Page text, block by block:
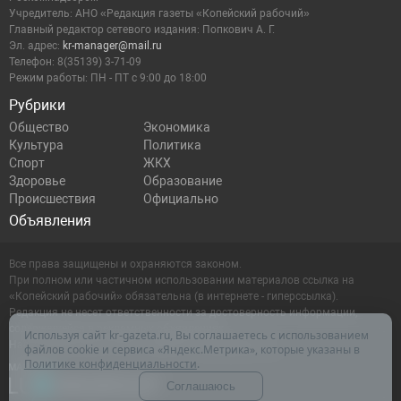
Рубрики
Общество
Экономика
Культура
Политика
Спорт
ЖКХ
Здоровье
Образование
Происшествия
Официально
Объявления
Учредитель: АНО «Редакция газеты «Копейский рабочий»
Главный редактор сетевого издания: Попкович А. Г.
Эл. адрес: kr-manager@mail.ru
Телефон: 8(35139) 3-71-09
Режим работы: ПН - ПТ с 9:00 до 18:00
Все права защищены и охраняются законом.
При полном или частичном использовании материалов ссылка на
«Копейский рабочий» обязательна (в интернете - гиперссылка).
Редакция не несет ответственности за достоверность информации,
содержащейся в рекламных объявлениях.
Настоящий ресурс может содержать материалы 16+
Используя сайт kr-gazeta.ru, Вы соглашаетесь с использованием
файлов cookie и сервиса «Яндекс.Метрика», которые указаны в
Политике конфиденциальности.
Соглашаюсь